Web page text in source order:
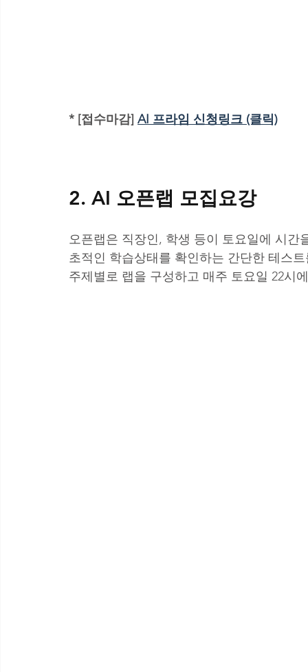
* [접수마감] AI 프라임 신청링크 (클릭)
2. AI 오픈랩 모집요강
오픈랩은 직장인, 학생 등이 토요일에 시
초적인 학습상태를 확인하는 간단한 테스
주제별로 랩을 구성하고 매주 토요일 22시